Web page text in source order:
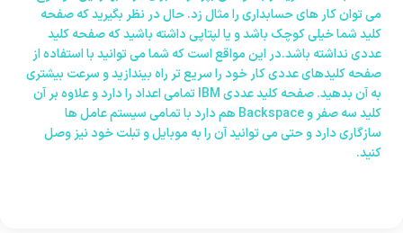
می توان کار های حسابداری را مثال زد. حال در نظر بگیرید که صفحه
کلید شما خیلی کوچک باشد و یا لپتاپی داشته باشید که صفحه کلید
عددی نداشته باشد.در این مواقع است که شما می توانید با استفاده از
صفحه کلیدهای عددی کار خود را سریع تر راه بیندازید و سرعت بیشتری
به آن بدهید. صفحه کلید عددی IBM تمامی اعداد را دارد و علاوه بر آن
کلید سه صفر و Backspace هم دارد با تمامی سیستم عامل ها
سازگاری دارد و حتی می توانید آن را به موبایل و تبلت خود نیز وصل
کنید.